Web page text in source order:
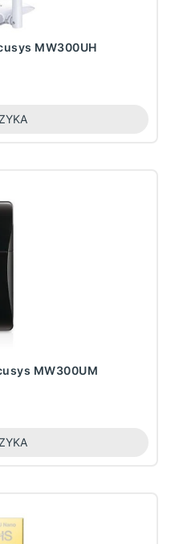
MW300UH
MW300UM